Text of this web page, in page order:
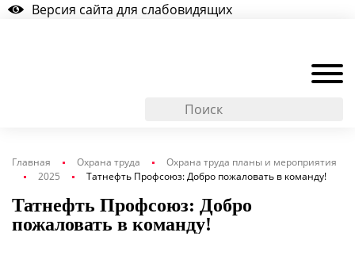
Версия сайта для слабовидящих
Главная Охрана труда
Охрана труда планы и мероприятия
2025
Татнефть Профсоюз: Добро пожаловать в команду!
Татнефть Профсоюз: Добро
пожаловать в команду!